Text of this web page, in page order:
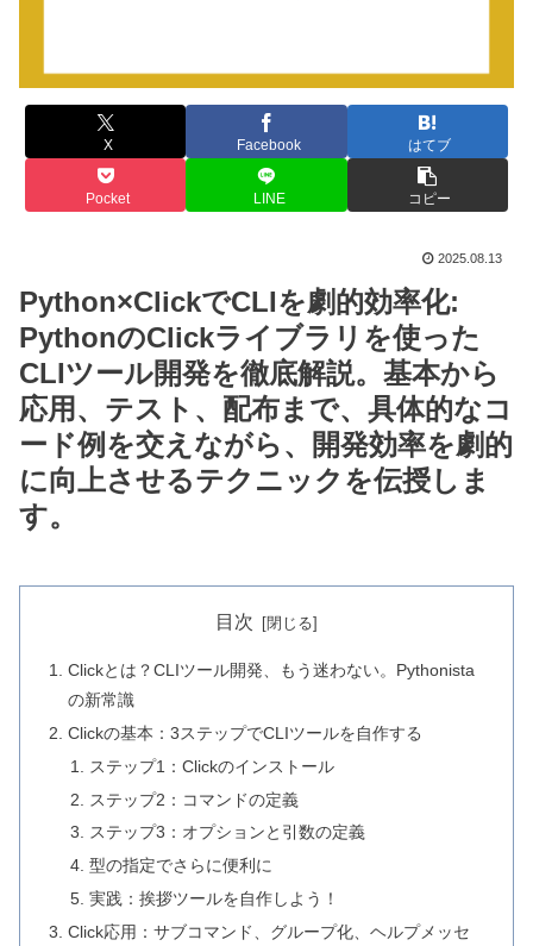
X Facebook はてブ
Pocket LINE コピー
2025.08.13
Python×ClickでCLIを劇的効率化:
PythonのClickライブラリを使った
CLIツール開発を徹底解説。基本から
応用、テスト、配布まで、具体的なコ
ード例を交えながら、開発効率を劇的
に向上させるテクニックを伝授しま
す。
目次
Clickとは？CLIツール開発、もう迷わない。Pythonista
の新常識
Clickの基本：3ステップでCLIツールを自作する
ステップ1：Clickのインストール
ステップ2：コマンドの定義
ステップ3：オプションと引数の定義
型の指定でさらに便利に
実践：挨拶ツールを自作しよう！
Click応用：サブコマンド、グループ化、ヘルプメッセ